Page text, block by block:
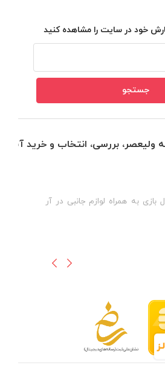
خود در سایت را مشاهده کنید
ولیعصر، بررسی، انتخاب و خرید
به همراه لوازم جانبی در آر